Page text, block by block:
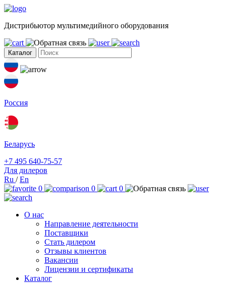
Дистрибьютор мультимедийного оборудования
Каталог
Россия
Беларусь
+7 495 640-75-57
Для дилеров
Ru /En
0
0 0
О нас
Направление деятельности
Поставщики
Стать дилером
Отзывы клиентов
Вакансии
Лицензии и сертификаты
Каталог